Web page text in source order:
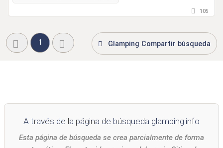
105
1 Glamping Compartir búsqueda
A través de la página de búsqueda glamping.info
Esta página de búsqueda se crea parcialmente de forma